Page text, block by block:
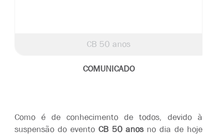
CB 50 anos
COMUNICADO
Como é de conhecimento de todos, devido à
suspensão do evento CB 50 anosno dia de hoje